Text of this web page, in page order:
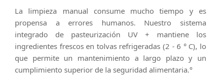
La limpieza manual consume mucho tiempo y es
propensa a errores humanos. Nuestro sistema
integrado de pasteurización UV + mantiene los
ingredientes frescos en tolvas refrigeradas (2 - 6 ° C), lo
que permite un mantenimiento a largo plazo y un
cumplimiento superior de la seguridad alimentaria.°